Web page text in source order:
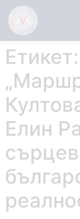
Етикет:
Елин